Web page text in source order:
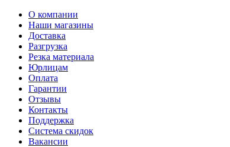
О компании
Наши магазины
Доставка
Разгрузка
Резка материала
Юрлицам
Оплата
Гарантии
Отзывы
Контакты
Поддержка
Система скидок
Вакансии